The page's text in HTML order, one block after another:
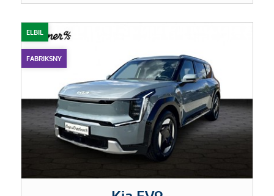
ELBIL
FABRIKSNY